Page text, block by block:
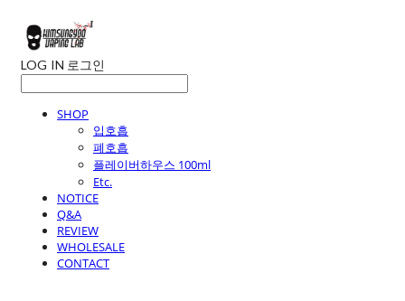
LOG IN 로그인
SHOP
입호흡
폐호흡
플레이버하우스 100ml
Etc.
NOTICE
Q&A
REVIEW
WHOLESALE
CONTACT